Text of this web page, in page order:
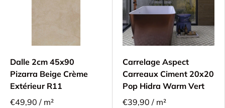
Dalle 2cm 45x90
Pizarra Beige Crème
Extérieur R11
€49,90 / m²
Carrelage Aspect
Carreaux Ciment 20x20
Pop Hidra Warm Vert
€39,90 / m²